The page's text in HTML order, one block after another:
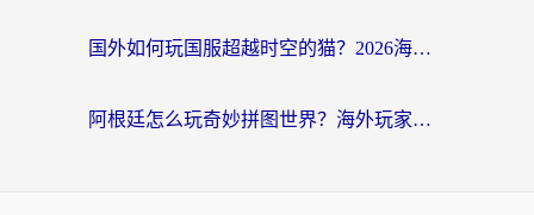
国外如何玩国服超越时空的猫？2026海外党必看的加速器选择指南
阿根廷怎么玩奇妙拼图世界？海外玩家国服游戏加速全攻略（附帕斯卡契约战舰少女解决方案）